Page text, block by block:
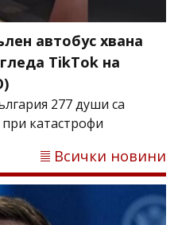
автобус хвана
TikTok на
277 души са
катастрофи
Всички новини